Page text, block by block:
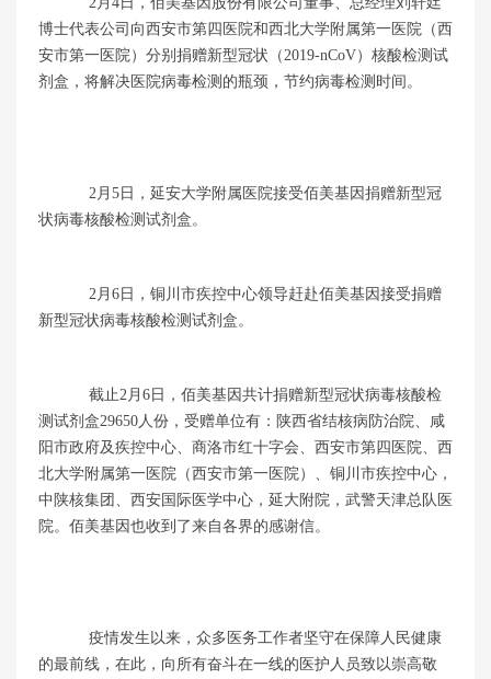
博士代表公司向西安市第四医院和西北大学附属第一医院（西
安市第一医院）分别捐赠新型冠状（2019-nCoV）核酸检测试
剂盒，将解决医院病毒检测的瓶颈，节约病毒检测时间。
2月5日，延安大学附属医院接受佰美基因捐赠新型冠
状病毒核酸检测试剂盒。
2月6日，铜川市疾控中心领导赶赴佰美基因接受捐赠
新型冠状病毒核酸检测试剂盒。
截止2月6日，佰美基因共计捐赠新型冠状病毒核酸检
测试剂盒29650人份，受赠单位有：陕西省结核病防治院、咸
阳市政府及疾控中心、商洛市红十字会、西安市第四医院、西
北大学附属第一医院（西安市第一医院）、铜川市疾控中心，
中陕核集团、西安国际医学中心，延大附院，武警天津总队医
院。佰美基因也收到了来自各界的感谢信。
疫情发生以来，众多医务工作者坚守在保障人民健康
的最前线，在此，向所有奋斗在一线的医护人员致以崇高敬